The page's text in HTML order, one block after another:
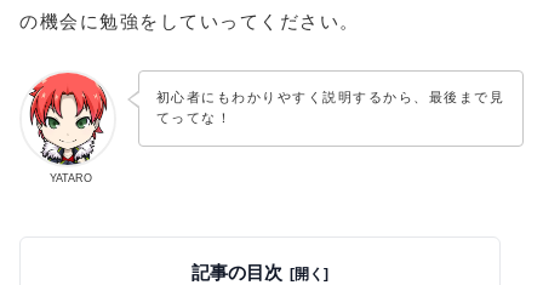
の機会に勉強をしていってください。
YATARO
初心者にもわかりやすく説明するから、最後まで見
てってな！
記事の目次